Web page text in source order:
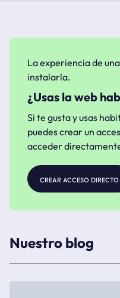
La experiencia de
instalarla.
¿Usas la web
Si te gusta y usas
puedes crear un
acceder
crear acceso directo
Nuestro blog